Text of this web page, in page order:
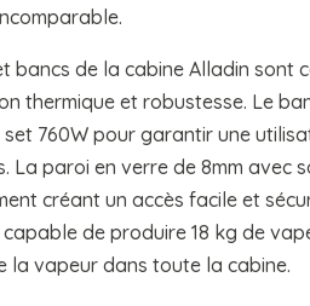
bancs de la cabine Alladin sont
thermique et robustesse. Le
760W pour garantir une
La paroi en verre de 8mm avec
créant un accès facile et
capable de produire 18 kg de
la vapeur dans toute la cabine.